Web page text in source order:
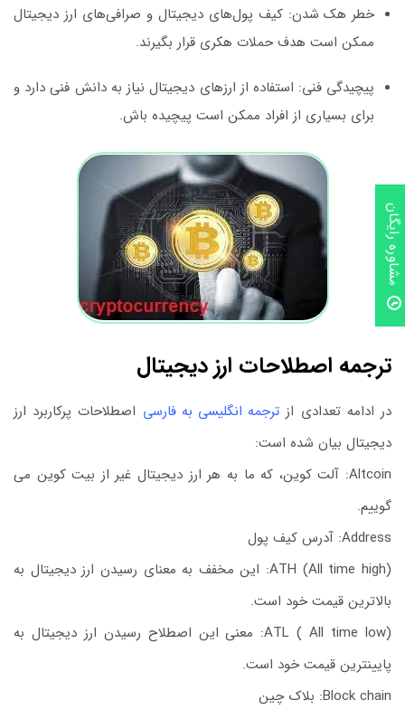
خطر هک شدن: کیف پول‌های دیجیتال و صرافی‌های ارز دیجیتال
ممکن است هدف حملات هکری قرار بگیرند.
پیچیدگی فنی: استفاده از ارزهای دیجیتال نیاز به دانش فنی دارد و
برای بسیاری از افراد ممکن است پیچیده باش.
ترجمه اصطلاحات ارز دیجیتال
در ادامه تعدادی از ترجمه انگلیسی به فارسی اصطلاحات پرکاربرد ارز
دیجیتال بیان شده است:
Altcoin: آلت کوین، که ما به هر ارز دیجیتال غیر از بیت کوین می
گوییم.
Address: آدرس کیف پول
ATH (All time high): این مخفف به معنای رسیدن ارز دیجیتال به
بالاترین قیمت خود است.
ATL ( All time low): معنی این اصطلاح رسیدن ارز دیجیتال به
پایینترین قیمت خود است.
Block chain: بلاک چین
مشاوره رایگان